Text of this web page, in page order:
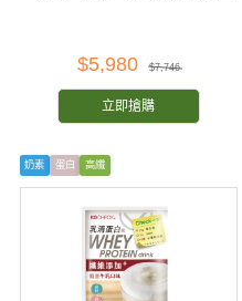
$5,980 $7,746
立即搶購
奶素 蛋白 高纖